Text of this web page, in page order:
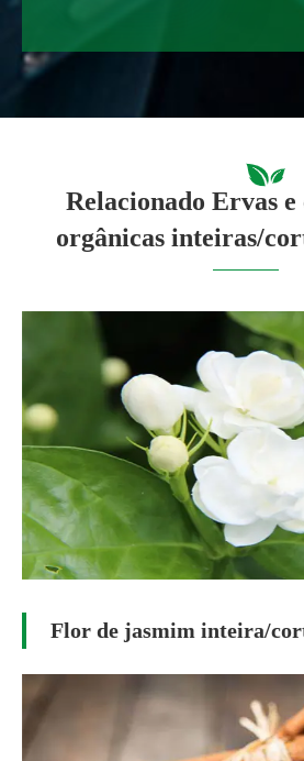
Relacionado Ervas e
orgânicas inteiras/
Flor de jasmim inteira/